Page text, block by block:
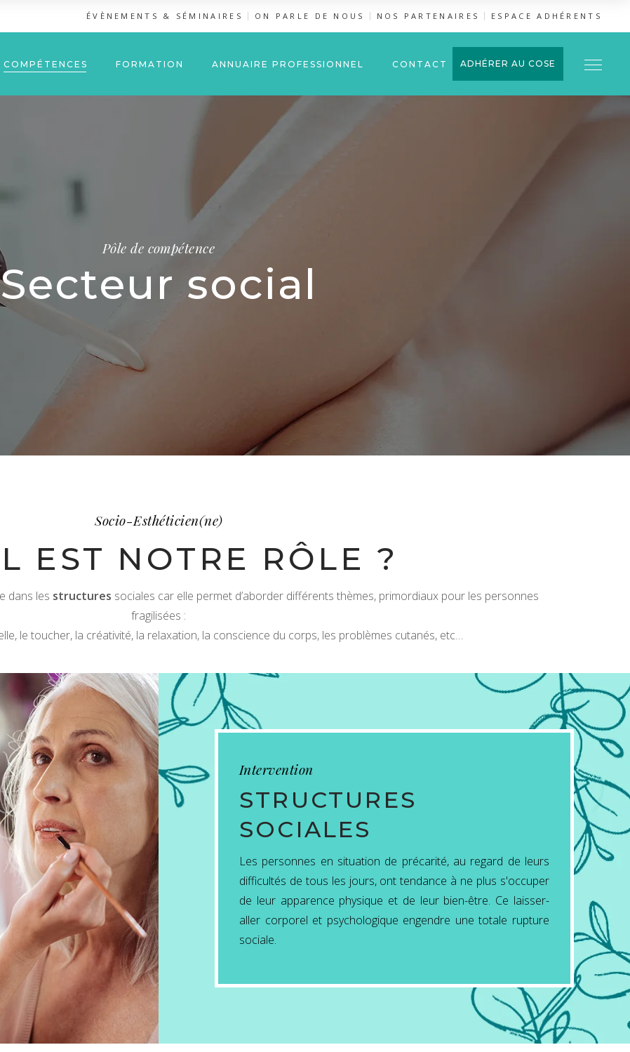
ÉVÈNEMENTS & SÉMINAIRES ON PARLE DE NOUS NOS PARTENAIRES ESPACE ADHÉRENTS
COMPÉTENCES FORMATION ANNUAIRE PROFESSIONNEL CONTACT ADHÉRER AU COSE
Pôle de compétence
Secteur social
Socio-Esthéticien(ne)
EST NOTRE RÔLE ?
dans les structures sociales car elle permet d’aborder différents thèmes, primordiaux pour les personnes
fragilisées :
le toucher, la créativité, la relaxation, la conscience du corps, les problèmes cutanés, etc…
Intervention
STRUCTURES
SOCIALES
Les personnes en situation de précarité, au regard de leurs
difficultés de tous les jours, ont tendance à ne plus s'occuper
de leur apparence physique et de leur bien-être. Ce laisser-
aller corporel et psychologique engendre une totale rupture
sociale.